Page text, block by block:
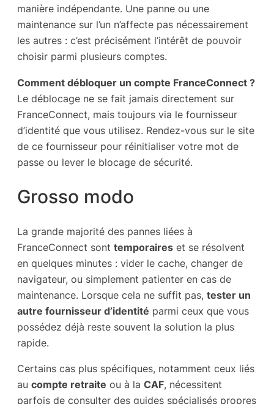
manière indépendante. Une panne ou une
maintenance sur l’un n’affecte pas nécessairement
les autres : c’est précisément l’intérêt de pouvoir
choisir parmi plusieurs comptes.
Comment débloquer un compte FranceConnect ?
Le déblocage ne se fait jamais directement sur
FranceConnect, mais toujours via le fournisseur
d’identité que vous utilisez. Rendez-vous sur le site
de ce fournisseur pour réinitialiser votre mot de
passe ou lever le blocage de sécurité.
Grosso modo
La grande majorité des pannes liées à
FranceConnect sont temporaires et se résolvent
en quelques minutes : vider le cache, changer de
navigateur, ou simplement patienter en cas de
maintenance. Lorsque cela ne suffit pas, tester un
autre fournisseur d’identité parmi ceux que vous
possédez déjà reste souvent la solution la plus
rapide.
Certains cas plus spécifiques, notamment ceux liés
au compte retraite ou à la CAF, nécessitent
parfois de consulter des guides spécialisés propres